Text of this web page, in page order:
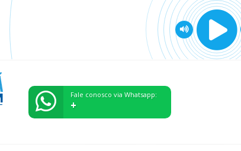
Fale conosco via Whatsapp:
+